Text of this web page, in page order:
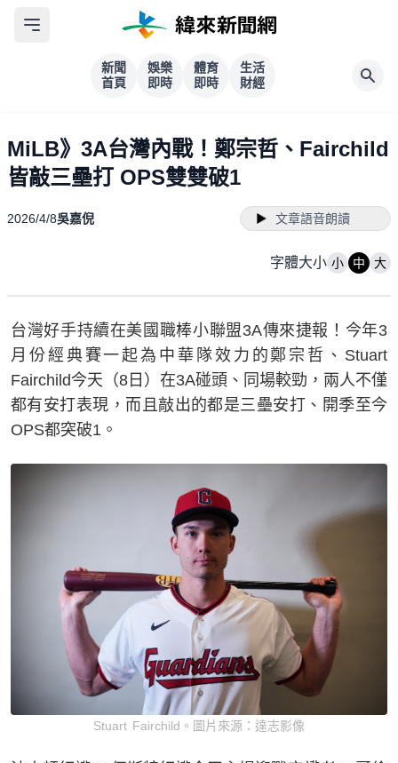
新聞
首頁
娛樂
即時
體育
即時
生活
財經
MiLB》3A台灣內戰！鄭宗哲、Fairchild
皆敲三壘打 OPS雙雙破1
2026/4/8吳嘉倪 文章語音朗讀
字體大小 小 中 大
台灣好手持續在美國職棒小聯盟3A傳來捷報！今年3
月份經典賽一起為中華隊效力的鄭宗哲、Stuart
Fairchild今天（8日）在3A碰頭、同場較勁，兩人不僅
都有安打表現，而且敲出的都是三壘安打、開季至今
OPS都突破1。
Stuart Fairchild。圖片來源：達志影像